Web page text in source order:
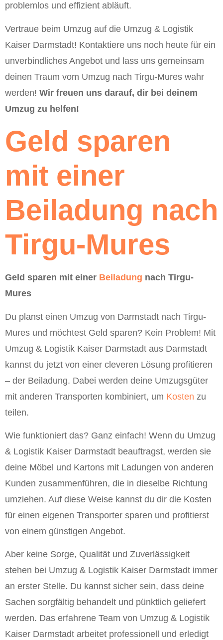
problemlos und effizient abläuft.
Vertraue beim Umzug auf die Umzug & Logistik
Kaiser Darmstadt! Kontaktiere uns noch heute für ein
unverbindliches Angebot und lass uns gemeinsam
deinen Traum vom Umzug nach Tirgu-Mures wahr
werden! Wir freuen uns darauf, dir bei deinem
Umzug zu helfen!
Geld sparen
mit einer
Beiladung nach
Tirgu-Mures
Geld sparen mit einer Beiladung nach Tirgu-
Mures
Du planst einen Umzug von Darmstadt nach Tirgu-
Mures und möchtest Geld sparen? Kein Problem! Mit
Umzug & Logistik Kaiser Darmstadt aus Darmstadt
kannst du jetzt von einer cleveren Lösung profitieren
– der Beiladung. Dabei werden deine Umzugsgüter
mit anderen Transporten kombiniert, um Kosten zu
teilen.
Wie funktioniert das? Ganz einfach! Wenn du Umzug
& Logistik Kaiser Darmstadt beauftragst, werden sie
deine Möbel und Kartons mit Ladungen von anderen
Kunden zusammenführen, die in dieselbe Richtung
umziehen. Auf diese Weise kannst du dir die Kosten
für einen eigenen Transporter sparen und profitierst
von einem günstigen Angebot.
Aber keine Sorge, Qualität und Zuverlässigkeit
stehen bei Umzug & Logistik Kaiser Darmstadt immer
an erster Stelle. Du kannst sicher sein, dass deine
Sachen sorgfältig behandelt und pünktlich geliefert
werden. Das erfahrene Team von Umzug & Logistik
Kaiser Darmstadt arbeitet professionell und erledigt